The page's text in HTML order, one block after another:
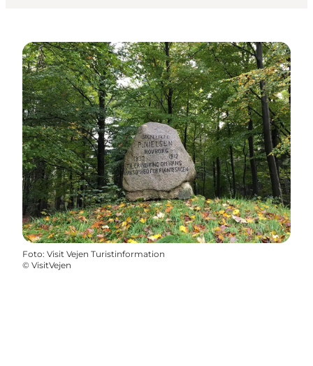
Foto: Visit Vejen Turistinformation
© VisitVejen